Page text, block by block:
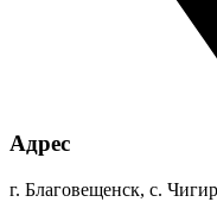
Адрес
г. Благовещенск, с.